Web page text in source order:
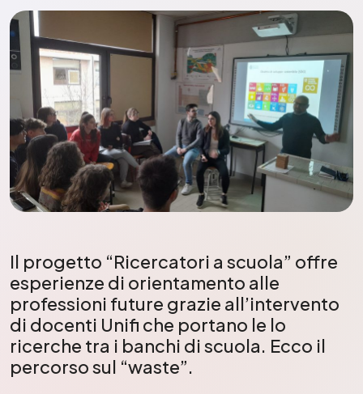
Il progetto “Ricercatori a scuola” offre
esperienze di orientamento alle
professioni future grazie all’intervento
di docenti Unifi che portano le lo
ricerche tra i banchi di scuola. Ecco il
percorso sul “waste”.